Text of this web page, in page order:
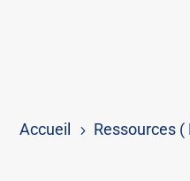
Accueil 5 Ressources (